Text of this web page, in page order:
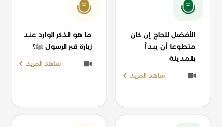
الأفضل للحاج إن كان
متطوعا أن يبدأ
بالمدينة
شاهد المزيد
ما هو الذكر الوارد عند
زيارة قبر الرسول ﷺ؟
شاهد المزيد